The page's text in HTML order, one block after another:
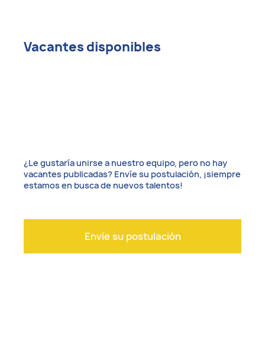
Vacantes disponibles
¿Le gustaría unirse a nuestro equipo, pero no hay
vacantes publicadas? Envíe su postulación, ¡siempre
estamos en busca de nuevos talentos!
Envíe su postulación